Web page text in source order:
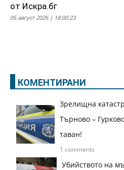
от Искра.бг
05 август 2026 | 18:00:23
КОМЕНТИРАНИ
Зрелищна
Търново –
таван!
1 comments
Убийството на